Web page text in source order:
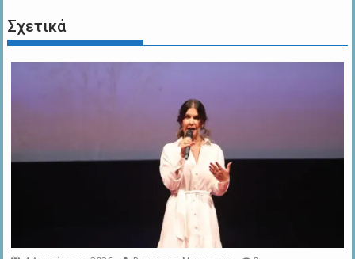
Σχετικά